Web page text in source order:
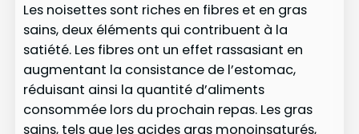
Les noisettes sont riches en fibres et en gras
sains, deux éléments qui contribuent à la
satiété. Les fibres ont un effet rassasiant en
augmentant la consistance de l’estomac,
réduisant ainsi la quantité d’aliments
consommée lors du prochain repas. Les gras
sains, tels que les acides gras monoinsaturés,